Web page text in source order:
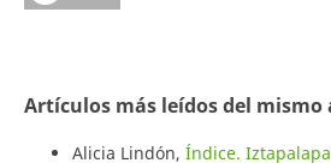
Artículos más leídos del
Alicia Lindón, Índice.